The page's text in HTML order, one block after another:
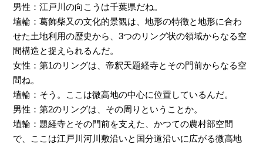
男性：江戸川の向こうは千葉県だね。
埴輪：葛飾柴又の文化的景観は、地形の特徴と地形に合わ
せた土地利用の歴史から、3つのリング状の領域からなる空
間構造と捉えられるんだ。
女性：第1のリングは、帝釈天題経寺とその門前からなる空
間ね。
埴輪：そう。ここは微高地の中心に位置しているんだ。
男性：第2のリングは、その周りということか。
埴輪：題経寺とその門前を支えた、かつての農村部空間
で、ここは江戸川河川敷沿いと国分道沿いに広がる微高地